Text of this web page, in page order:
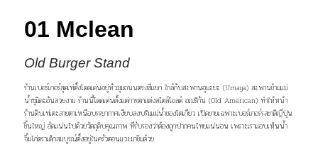
01 Mclean
Old Burger Stand
ร้านเบอร์เกอร์สุดเท่ตั้งโดดเด่นอยู่หัวมุมถนนตรงสี่แยก ใกล้กับสะพานอุมะยะ (Umaya) สะพานข้ามแม่
น้ำซุมิดะอันสวยงาม ร้านนี้โดดเด่นตั้งแต่การตกแต่งสไตล์โอลด์ อเมริกัน (Old American) ทำให้หน้า
ร้านดิบเท่เตะสายตาเหนือบรรยากาศเงียบสงบริมแม่น้ำของโตเกียว เปิดขายเฉพาะเบอร์เกอร์รสชาติญี่ปุ่น
ชิ้นใหญ่ อัดแน่นไปด้วยวัตถุดิบคุณภาพ ที่รับรองว่าต้องถูกปากคนไทยแน่นอน เพราะเราแอบเห็นน้ำ
จิ้มไก่ตราเด็กสมบูรณ์ตั้งอยู่ในครัวตอนแวะมาชิมด้วย